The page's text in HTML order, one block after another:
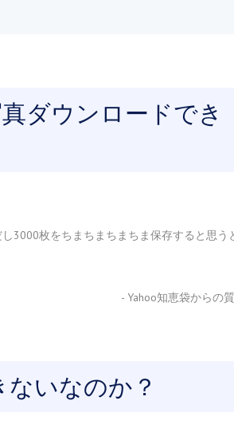
ダウンロードでき
3000枚をちまちまちまちま保存すると思う
- Yahoo知恵袋からの
いなのか？